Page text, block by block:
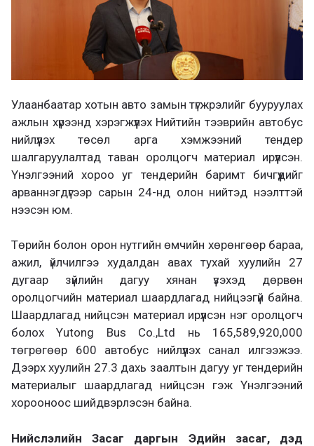
Улаанбаатар хотын авто замын түгжрэлийг бууруулах
ажлын хүрээнд хэрэгжүүлэх Нийтийн тээврийн автобус
нийлүүлэх төсөл арга хэмжээний тендер
шалгаруулалтад таван оролцогч материал ирүүлсэн.
Үнэлгээний хороо уг тендерийн баримт бичгүүдийг
арваннэгдүгээр сарын 24-нд олон нийтэд нээлттэй
нээсэн юм.
Төрийн болон орон нутгийн өмчийн хөрөнгөөр бараа,
ажил, үйлчилгээ худалдан авах тухай хуулийн 27
дугаар зүйлийн дагуу хянан үзэхэд дөрвөн
оролцогчийн материал шаардлагад нийцээгүй байна.
Шаардлагад нийцсэн материал ирүүлсэн нэг оролцогч
болох Yutong Bus Co.,Ltd нь 165,589,920,000
төгрөгөөр 600 автобус нийлүүлэх санал илгээжээ.
Дээрх хуулийн 27.3 дахь заалтын дагуу уг тендерийн
материалыг шаардлагад нийцсэн гэж Үнэлгээний
хорооноос шийдвэрлэсэн байна.
Нийслэлийн Засаг даргын Эдийн засаг, дэд